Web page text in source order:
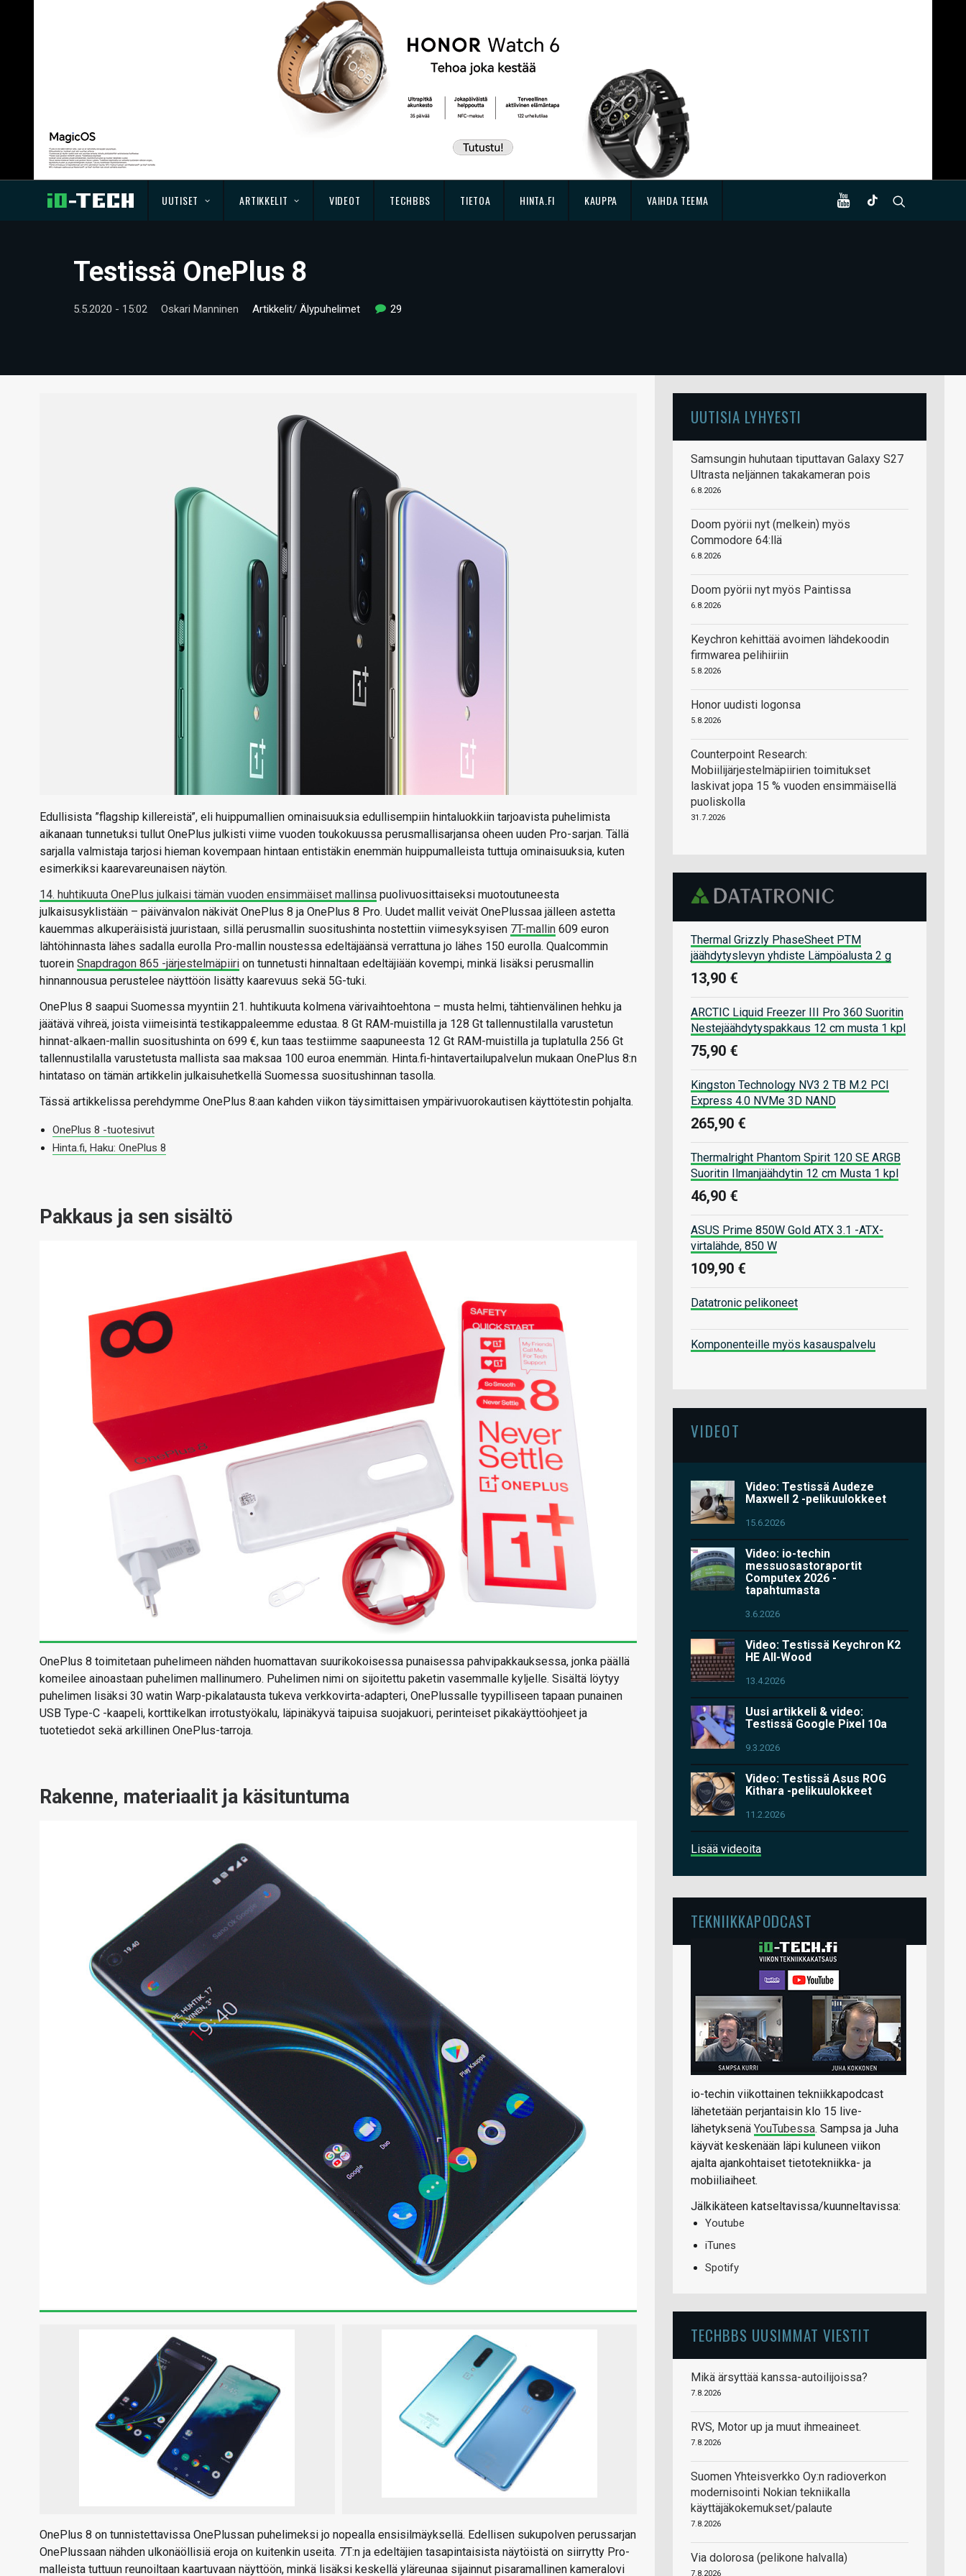
UUTISET ARTIKKELIT VIDEOT TECHBBS TIETOA HINTA.FI KAUPPA VAIHDA TEEMA
Testissä OnePlus 8
5.5.2020 - 15:02 Oskari Manninen Artikkelit/ Älypuhelimet 29
Edullisista ”flagship killereistä”, eli huippumallien ominaisuuksia edullisempiin hintaluokkiin tarjoavista puhelimista
aikanaan tunnetuksi tullut OnePlus julkisti viime vuoden toukokuussa perusmallisarjansa oheen uuden Pro-sarjan. Tällä
sarjalla valmistaja tarjosi hieman kovempaan hintaan entistäkin enemmän huippumalleista tuttuja ominaisuuksia, kuten
esimerkiksi kaarevareunaisen näytön.
14. huhtikuuta OnePlus julkaisi tämän vuoden ensimmäiset mallinsa puolivuosittaiseksi muotoutuneesta
julkaisusyklistään – päivänvalon näkivät OnePlus 8 ja OnePlus 8 Pro. Uudet mallit veivät OnePlussaa jälleen astetta
kauemmas alkuperäisistä juuristaan, sillä perusmallin suositushinta nostettiin viimesyksyisen 7T-mallin 609 euron
lähtöhinnasta lähes sadalla eurolla Pro-mallin noustessa edeltäjäänsä verrattuna jo lähes 150 eurolla. Qualcommin
tuorein Snapdragon 865 -järjestelmäpiiri on tunnetusti hinnaltaan edeltäjiään kovempi, minkä lisäksi perusmallin
hinnannousua perustelee näyttöön lisätty kaarevuus sekä 5G-tuki.
OnePlus 8 saapui Suomessa myyntiin 21. huhtikuuta kolmena värivaihtoehtona – musta helmi, tähtienvälinen hehku ja
jäätävä vihreä, joista viimeisintä testikappaleemme edustaa. 8 Gt RAM-muistilla ja 128 Gt tallennustilalla varustetun
hinnat-alkaen-mallin suositushinta on 699 €, kun taas testiimme saapuneesta 12 Gt RAM-muistilla ja tuplatulla 256 Gt
tallennustilalla varustetusta mallista saa maksaa 100 euroa enemmän. Hinta.fi-hintavertailupalvelun mukaan OnePlus 8:n
hintataso on tämän artikkelin julkaisuhetkellä Suomessa suositushinnan tasolla.
Tässä artikkelissa perehdymme OnePlus 8:aan kahden viikon täysimittaisen ympärivuorokautisen käyttötestin pohjalta.
OnePlus 8 -tuotesivut
Hinta.fi, Haku: OnePlus 8
Pakkaus ja sen sisältö
OnePlus 8 toimitetaan puhelimeen nähden huomattavan suurikokoisessa punaisessa pahvipakkauksessa, jonka päällä
komeilee ainoastaan puhelimen mallinumero. Puhelimen nimi on sijoitettu paketin vasemmalle kyljelle. Sisältä löytyy
puhelimen lisäksi 30 watin Warp-pikalatausta tukeva verkkovirta-adapteri, OnePlussalle tyypilliseen tapaan punainen
USB Type-C -kaapeli, korttikelkan irrotustyökalu, läpinäkyvä taipuisa suojakuori, perinteiset pikakäyttöohjeet ja
tuotetiedot sekä arkillinen OnePlus-tarroja.
Rakenne, materiaalit ja käsituntuma
OnePlus 8 on tunnistettavissa OnePlussan puhelimeksi jo nopealla ensisilmäyksellä. Edellisen sukupolven perussarjan
OnePlussaan nähden ulkonäöllisiä eroja on kuitenkin useita. 7T:n ja edeltäjien tasapintaisista näytöistä on siirrytty Pro-
malleista tuttuun reunoiltaan kaartuvaan näyttöön, minkä lisäksi keskellä yläreunaa sijainnut pisaramallinen kameralovi
UUTISIA LYHYESTI
Samsungin huhutaan tiputtavan Galaxy S27
Ultrasta neljännen takakameran pois
6.8.2026
Doom pyörii nyt (melkein) myös
Commodore 64:llä
6.8.2026
Doom pyörii nyt myös Paintissa
6.8.2026
Keychron kehittää avoimen lähdekoodin
firmwarea pelihiiriin
5.8.2026
Honor uudisti logonsa
5.8.2026
Counterpoint Research:
Mobiilijärjestelmäpiirien toimitukset
laskivat jopa 15 % vuoden ensimmäisellä
puoliskolla
31.7.2026
Thermal Grizzly PhaseSheet PTM
jäähdytyslevyn yhdiste Lämpöalusta 2 g
13,90 €
ARCTIC Liquid Freezer III Pro 360 Suoritin
Nestejäähdytyspakkaus 12 cm musta 1 kpl
75,90 €
Kingston Technology NV3 2 TB M.2 PCI
Express 4.0 NVMe 3D NAND
265,90 €
Thermalright Phantom Spirit 120 SE ARGB
Suoritin Ilmanjäähdytin 12 cm Musta 1 kpl
46,90 €
ASUS Prime 850W Gold ATX 3.1 -ATX-
virtalähde, 850 W
109,90 €
Datatronic pelikoneet
Komponenteille myös kasauspalvelu
VIDEOT
Video: Testissä Audeze
Maxwell 2 -pelikuulokkeet
15.6.2026
Video: io-techin
messuosastoraportit
Computex 2026 -
tapahtumasta
3.6.2026
Video: Testissä Keychron K2
HE All-Wood
13.4.2026
Uusi artikkeli & video:
Testissä Google Pixel 10a
9.3.2026
Video: Testissä Asus ROG
Kithara -pelikuulokkeet
11.2.2026
Lisää videoita
TEKNIIKKAPODCAST
io-techin viikottainen tekniikkapodcast
lähetetään perjantaisin klo 15 live-
lähetyksenä YouTubessa. Sampsa ja Juha
käyvät keskenään läpi kuluneen viikon
ajalta ajankohtaiset tietotekniikka- ja
mobiiliaiheet.
Jälkikäteen katseltavissa/kuunneltavissa:
Youtube
iTunes
Spotify
TECHBBS UUSIMMAT VIESTIT
Mikä ärsyttää kanssa-autoilijoissa?
7.8.2026
RVS, Motor up ja muut ihmeaineet.
7.8.2026
Suomen Yhteisverkko Oy:n radioverkon
modernisointi Nokian tekniikalla
käyttäjäkokemukset/palaute
7.8.2026
Via dolorosa (pelikone halvalla)
7.8.2026